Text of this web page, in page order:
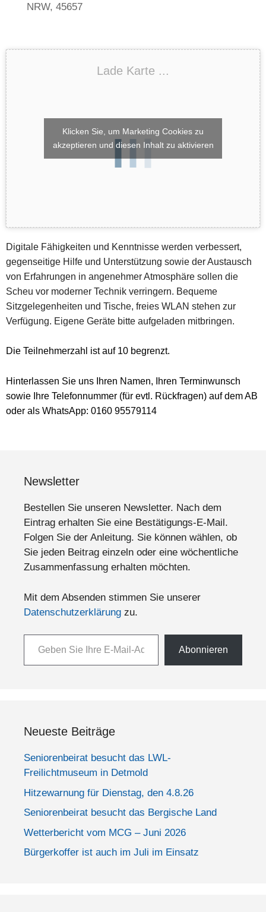
NRW, 45657
Lade Karte ...
Klicken Sie, um Marketing Cookies zu
akzeptieren und diesen Inhalt zu aktivieren
Digitale Fähigkeiten und Kenntnisse werden verbessert,
gegenseitige Hilfe und Unterstützung sowie der Austausch
von Erfahrungen in angenehmer Atmosphäre sollen die
Scheu vor moderner Technik verringern. Bequeme
Sitzgelegenheiten und Tische, freies WLAN stehen zur
Verfügung. Eigene Geräte bitte aufgeladen mitbringen.
Die Teilnehmerzahl ist auf 10 begrenzt.
Hinterlassen Sie uns Ihren Namen, Ihren Terminwunsch
sowie Ihre Telefonnummer (für evtl. Rückfragen) auf dem AB
oder als WhatsApp: 0160 95579114
Newsletter
Bestellen Sie unseren Newsletter. Nach dem
Eintrag erhalten Sie eine Bestätigungs-E-Mail.
Folgen Sie der Anleitung. Sie können wählen, ob
Sie jeden Beitrag einzeln oder eine wöchentliche
Zusammenfassung erhalten möchten.
Mit dem Absenden stimmen Sie unserer
Datenschutzerklärung zu.
Geben Sie Ihre E-Mail-Adresse ein ...
Abonnieren
Neueste Beiträge
Seniorenbeirat besucht das LWL-
Freilichtmuseum in Detmold
Hitzewarnung für Dienstag, den 4.8.26
Seniorenbeirat besucht das Bergische Land
Wetterbericht vom MCG – Juni 2026
Bürgerkoffer ist auch im Juli im Einsatz